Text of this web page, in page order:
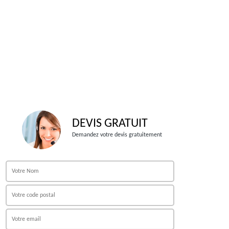
DEVIS GRATUIT
Demandez votre devis gratuitement